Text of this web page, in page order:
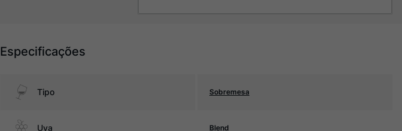
Especificações
Tipo Sobremesa
Uva Blend